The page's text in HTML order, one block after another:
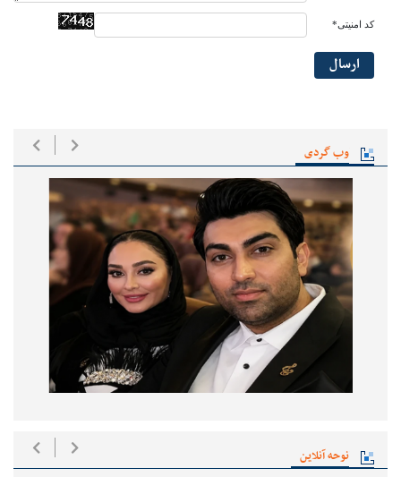
وب گردی
نوحه آنلاین
کد امنیتی*
ارسال